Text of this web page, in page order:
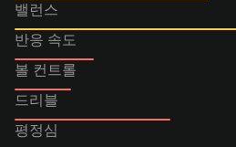
밸런스
반응 속도
볼 컨트롤
드리블
평정심